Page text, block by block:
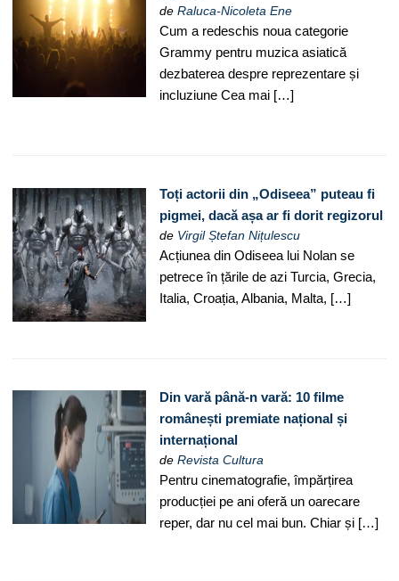
deRaluca-Nicoleta Ene
Cum a redeschis noua categorie
Grammy pentru muzica asiatică
dezbaterea despre reprezentare și
incluziune Cea mai […]
Toți actorii din „Odiseea” puteau fi
pigmei, dacă așa ar fi dorit regizorul
de Virgil Ștefan Nițulescu
Acțiunea din Odiseea lui Nolan se
petrece în țările de azi Turcia, Grecia,
Italia, Croația, Albania, Malta, […]
Din vară până-n vară: 10 filme
românești premiate național și
internațional
deRevista Cultura
Pentru cinematografie, împărțirea
producției pe ani oferă un oarecare
reper, dar nu cel mai bun. Chiar și […]